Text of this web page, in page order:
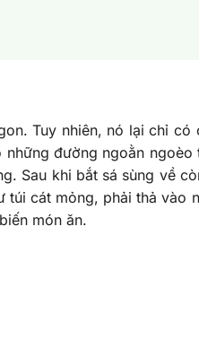
Tuy nhiên, nó lại chỉ
đường ngoằn
Sau khi bắt sá sùng về
cát mỏng, phải thả vào
món ăn.